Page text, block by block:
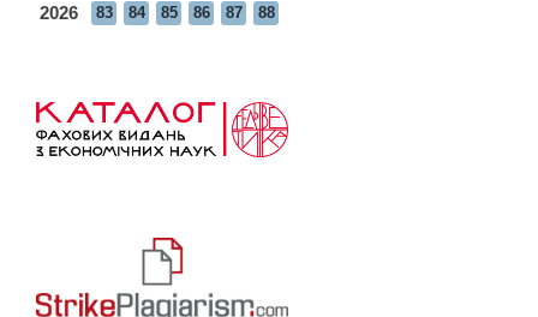
2026 83 84 85 86 87 88